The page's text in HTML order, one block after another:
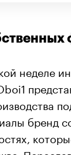
неделе
бренд